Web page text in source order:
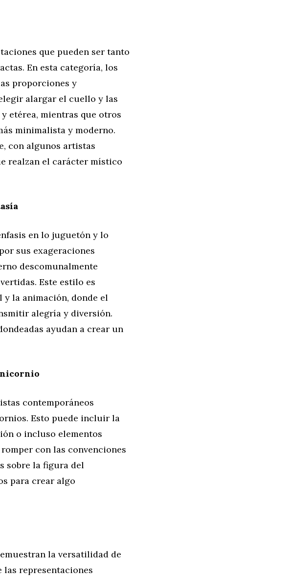
que pueden ser tanto
En esta categoría, los
proporciones y
alargar el cuello y las
etérea, mientras que otros
minimalista y moderno.
con algunos artistas
realzan el carácter místico
en lo juguetón y lo
sus exageraciones
descomunalmente
Este estilo es
la animación, donde el
alegría y diversión.
ayudan a crear un
contemporáneos
Esto puede incluir la
o incluso elementos
con las convenciones
sobre la figura del
para crear algo
la versatilidad de
representaciones